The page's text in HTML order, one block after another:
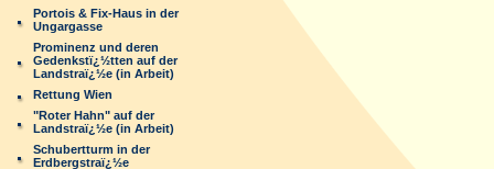
Portois & Fix-Haus in der
Ungargasse
Prominenz und deren
Gedenkstï¿½tten auf der
Landstraï¿½e (in Arbeit)
Rettung Wien
"Roter Hahn" auf der
Landstraï¿½e (in Arbeit)
Schubertturm in der
Erdbergstraï¿½e